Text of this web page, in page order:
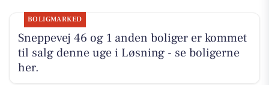
BOLIGMARKED
Sneppevej 46 og 1 anden boliger er kommet
til salg denne uge i Løsning - se boligerne
her.